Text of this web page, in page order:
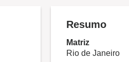
Resumo
Matriz
Rio de Janeiro